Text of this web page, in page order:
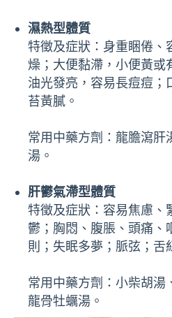
濕熱型體質
特徵及症狀：身重睏倦、
燥；大便黏滯，小便黃或
油光發亮，容易長痘痘；
苔黃膩。
常用中藥方劑：龍膽瀉肝
湯。
肝鬱氣滯型體質
特徵及症狀：容易焦慮、
鬱；胸悶、腹脹、頭痛、
則；失眠多夢；脈弦；舌
常用中藥方劑：小柴胡湯
龍骨牡蠣湯。